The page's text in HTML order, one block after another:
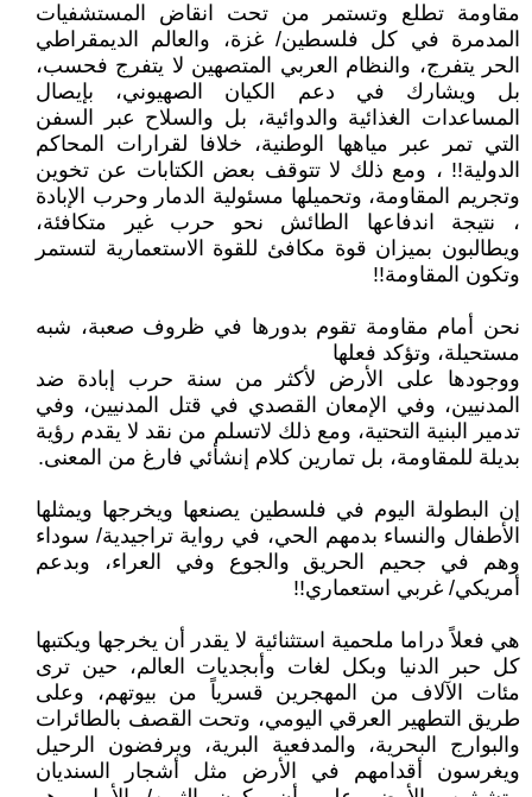
مقاومة تطلع وتستمر من تحت انقاض المستشفيات
المدمرة في كل فلسطين/ غزة، والعالم الديمقراطي
الحر يتفرج، والنظام العربي المتصهين لا يتفرج فحسب،
بل ويشارك في دعم الكيان الصهيوني، بإيصال
المساعدات الغذائية والدوائية، بل والسلاح عبر السفن
التي تمر عبر مياهها الوطنية، خلافا لقرارات المحاكم
الدولية!! ، ومع ذلك لا تتوقف بعض الكتابات عن تخوين
وتجريم المقاومة، وتحميلها مسئولية الدمار وحرب الإبادة
، نتيجة اندفاعها الطائش نحو حرب غير متكافئة،
ويطالبون بميزان قوة مكافئ للقوة الاستعمارية لتستمر
وتكون المقاومة!!
نحن أمام مقاومة تقوم بدورها في ظروف صعبة، شبه
مستحيلة، وتؤكد فعلها
ووجودها على الأرض لأكثر من سنة حرب إبادة ضد
المدنيين، وفي الإمعان القصدي في قتل المدنيين، وفي
تدمير البنية التحتية، ومع ذلك لاتسلم من نقد لا يقدم رؤية
بديلة للمقاومة، بل تمارين كلام إنشأئي فارغ من المعنى.
إن البطولة اليوم في فلسطين يصنعها ويخرجها ويمثلها
الأطفال والنساء بدمهم الحي، في رواية تراجيدية/ سوداء
وهم في جحيم الحريق والجوع وفي العراء، وبدعم
أمريكي/ غربي استعماري!!
هي فعلاً دراما ملحمية استثنائية لا يقدر أن يخرجها ويكتبها
كل حبر الدنيا وبكل لغات وأبجديات العالم، حين ترى
مئات الآلاف من المهجرين قسرياً من بيوتهم، وعلى
طريق التطهير العرقي اليومي، وتحت القصف بالطائرات
والبوارج البحرية، والمدفعية البرية، ويرفضون الرحيل
ويغرسون أقدامهم في الأرض مثل أشجار السنديان